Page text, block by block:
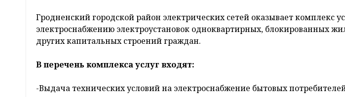
Гродненский городской район электрических сетей оказывает комплекс
электроснабжению электроустановок одноквартирных, блокированных
других капитальных строений граждан.
В перечень комплекса услуг входят:
-Выдача технических условий на электроснабжение бытовых